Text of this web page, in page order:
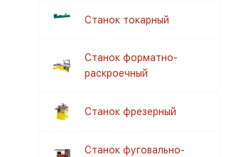
Станок токарный
Станок форматно-
раскроечный
Станок фрезерный
Станок фуговально-